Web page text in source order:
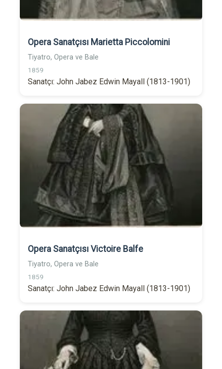
Opera Sanatçısı Marietta Piccolomini
Tiyatro, Opera ve Bale
1859
Sanatçı: John Jabez Edwin Mayall (1813-1901)
Opera Sanatçısı Victoire Balfe
Tiyatro, Opera ve Bale
1859
Sanatçı: John Jabez Edwin Mayall (1813-1901)